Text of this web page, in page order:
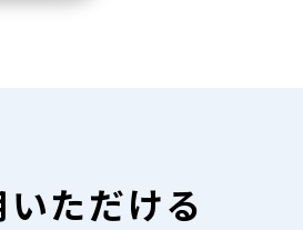
いただける